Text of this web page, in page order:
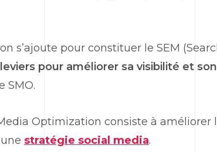
s’ajoute pour constituer le SEM
pour améliorer sa visibilité et
SMO.
Optimization consiste à
stratégie social media.